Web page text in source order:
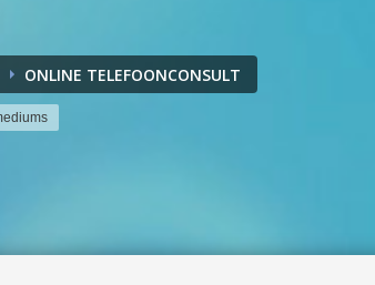
ONLINE TELEFOONCONSULT